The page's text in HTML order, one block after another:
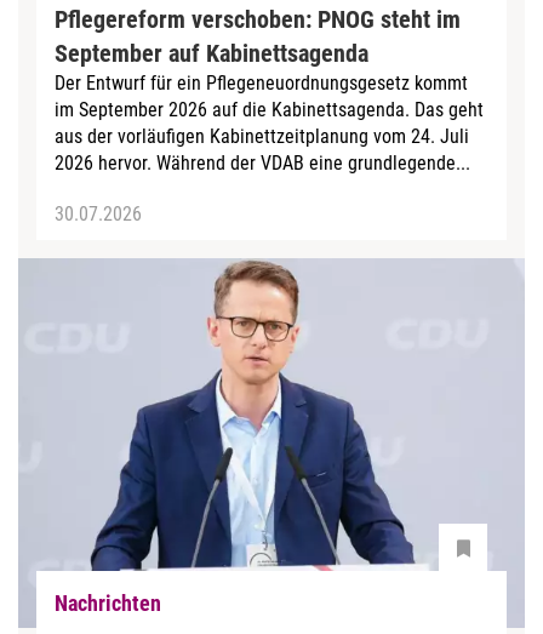
Pflegereform verschoben: PNOG steht im
September auf Kabinettsagenda
Der Entwurf für ein Pflegeneuordnungsgesetz kommt
im September 2026 auf die Kabinettsagenda. Das geht
aus der vorläufigen Kabinettzeitplanung vom 24. Juli
2026 hervor. Während der VDAB eine grundlegende...
30.07.2026
Nachrichten